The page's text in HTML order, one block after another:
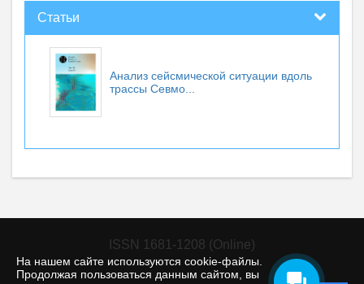
На нашем сайте используются cookie-файлы.
Продолжая пользоваться данным сайтом, вы
Статьи
Анализ сейсмической ситуации вдоль
трассы Севмо...
ISSN 1681-1208 (Online)